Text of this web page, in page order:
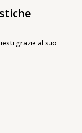
grazie al suo